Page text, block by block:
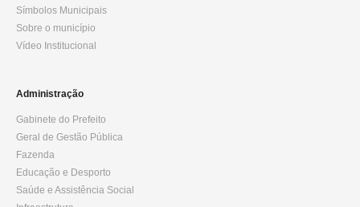
Símbolos Municipais
Sobre o município
Vídeo Institucional
Administração
Gabinete do Prefeito
Geral de Gestão Pública
Fazenda
Educação e Desporto
Saúde e Assistência Social